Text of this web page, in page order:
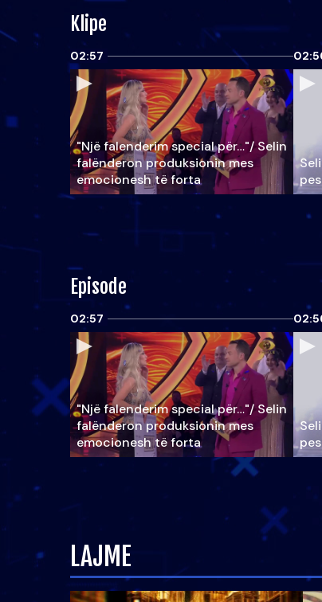
Klipe
02:57
"Një falenderim special për…"/ Selin
falënderon produksionin mes
emocionesh të forta
Episode
02:57
"Një falenderim special për…"/ Selin
falënderon produksionin mes
emocionesh të forta
LAJME